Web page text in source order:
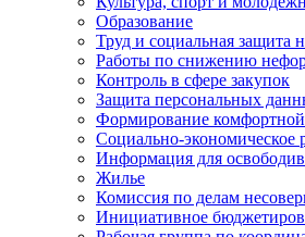
Образование
Труд и социальная защита
Работы по снижению
Контроль в сфере закупок
Защита персональных
Формирование
Социально-экономическое
Информация для
Жилье
Комиссия по делам
Инициативное